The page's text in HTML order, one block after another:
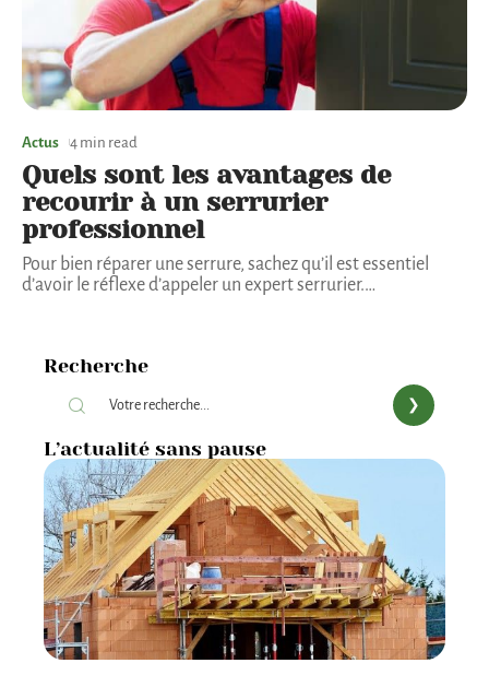
Actus 4 min read
Quels sont les avantages de
recourir à un serrurier
professionnel
Pour bien réparer une serrure, sachez qu’il est essentiel
d’avoir le réflexe d’appeler un expert serrurier.…
Recherche
L’actualité sans pause